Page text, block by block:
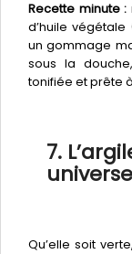
Recette minute :
d’huile
un gommage
sous la
tonifiée et prête
7.
Qu’elle soit